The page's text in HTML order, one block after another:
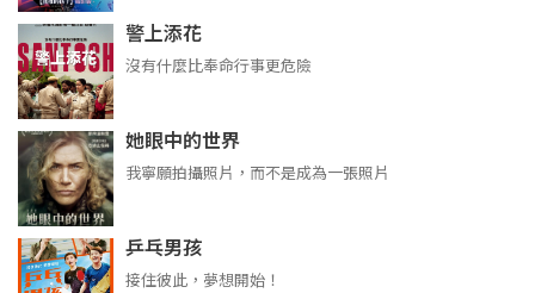
警上添花
沒有什麼比奉命行事更危險
她眼中的世界
我寧願拍攝照片，而不是成為一張照片
乒乓男孩
接住彼此，夢想開始！